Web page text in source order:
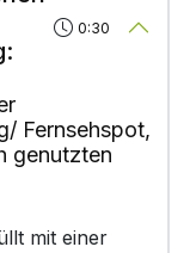
0:30
Fernsehspot,
genutzten
mit einer